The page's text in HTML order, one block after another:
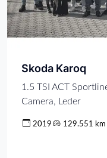
Skoda Karoq
1.5 TSI ACT
Camera, Leder
2019 129.551 km